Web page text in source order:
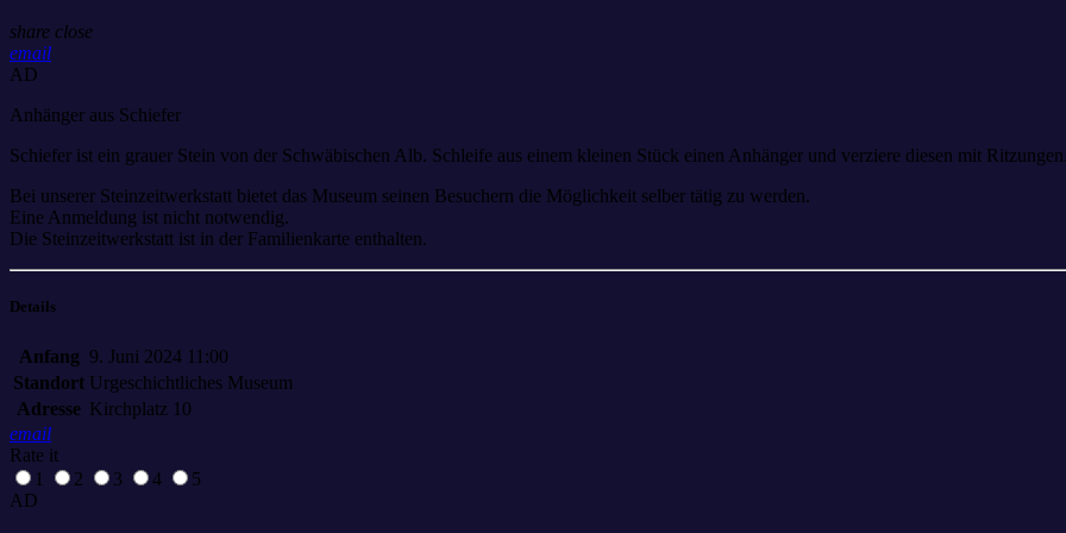
share close
email
AD
Anhänger aus Schiefer
Schiefer ist ein grauer Stein von der Schwäbischen Alb. Schleife aus einem kleinen Stück einen Anhänger und verziere diesen mit
Bei unserer Steinzeitwerkstatt bietet das Museum seinen Besuchern die Möglichkeit selber tätig zu werden.
Eine Anmeldung ist nicht notwendig.
Die Steinzeitwerkstatt ist in der Familienkarte enthalten.
Details
Anfang 9. Juni 2024 11:00
Standort Urgeschichtliches Museum
Adresse Kirchplatz 10
email
Rate it
1
2 3 4
5
AD